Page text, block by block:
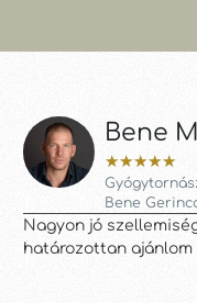
Bene
★★★★★
Bene
Nagyon jó
határozottan ajánlom